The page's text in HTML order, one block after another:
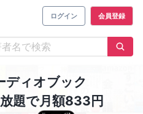
ログイン 会員登録
ディオブック
題で月額833円